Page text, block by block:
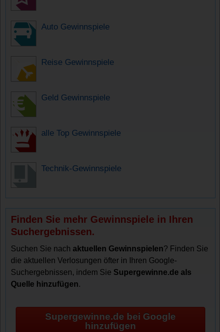
Auto Gewinnspiele
Reise Gewinnspiele
Geld Gewinnspiele
alle Top Gewinnspiele
Technik-Gewinnspiele
Finden Sie mehr Gewinnspiele in Ihren
Suchergebnissen.
Suchen Sie nachaktuellen Gewinnspielen? Finden Sie
die aktuellen Verlosungen öfter in Ihren Google-
Suchergebnissen, indem Sie Supergewinne.de als
Quelle hinzufügen.
Supergewinne.de bei Google
hinzufügen